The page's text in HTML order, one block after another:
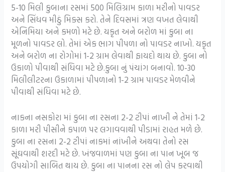
5-10 મિલી કુબાના રસમાં 500 મિલિગ્રામ કાળા મરીનો પાવડર
અને સિંધવ મીઠું મિક્સ કરો. તેને દિવસમાં ત્રણ વખત લેવાથી
એનિમિયા અને કમળો મટે છે. યકૃત અને બરોળ માં કુબા ના
મૂળનો પાવડર લો. તેમાં એક ભાગ પીપળા નો પાવડર નાખો. યકૃત
અને બરોળ ના રોગોમાં 1-2 ગ્રામ લેવાથી ફાયદો થાય છે. કુબા નો
ઉકાળો પીવાથી સંધિવા મટે છે.કુબા નું પંચાંગ બનાવો. 10-30
મિલીલીટરના ઉકાળામાં પીપળાનો 1-2 ગ્રામ પાવડર મેળવીને
પીવાથી સંધિવા મટે છે.
નાકના નસકોરા માં કુબા ના રસના 2-2 ટીપાં નાખી ને તેમાં 1-2
કાળા મરી પીસીને કપાળ પર લગાવવાથી પીડામાં રાહત મળે છે.
કુબા ના રસના 2-2 ટીપાં નાકમાં નાંખીને અથવા તેનો રસ
સૂંઘવાથી શરદી મટે છે. ખંજવાળમાં પણ કુબા ના પાન ખૂબ જ
ઉપયોગી સાબિત થાય છે. કુબા ના પાનના રસ નો લેપ કરવાથી